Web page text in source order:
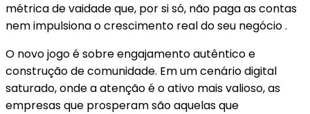
métrica de vaidade que, por si só, não paga as contas
nem impulsiona o crescimento real do seu negócio .
O novo jogo é sobre engajamento autêntico e
construção de comunidade. Em um cenário digital
saturado, onde a atenção é o ativo mais valioso, as
empresas que prosperam são aquelas que